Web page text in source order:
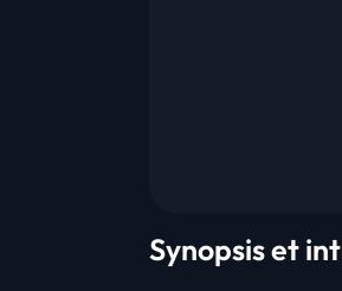
Synopsis et